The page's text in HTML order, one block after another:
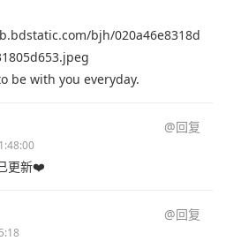
bjh/020a46e8318d
be with you everyday.
@回复
更新❤️
@回复